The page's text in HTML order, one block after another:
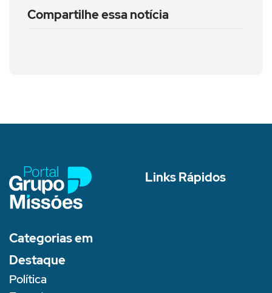
Compartilhe essa notícia
Links Rápidos
Categorias em
Destaque
Política